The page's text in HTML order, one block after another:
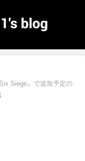
Six Siege』で追加予定の